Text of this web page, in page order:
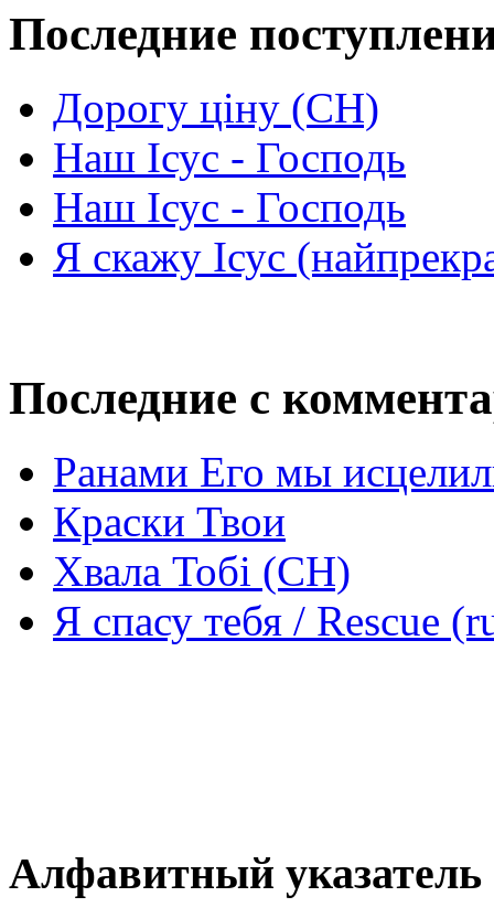
Последние
Дорогу ціну (СН)
Наш Ісус - Господь
Наш Ісус - Господь
Я скажу Ісус
Последние с
Ранами Его мы
Краски Твои
Хвала Тобі (СН)
Я спасу тебя / Rescue
Алфавитный указатель